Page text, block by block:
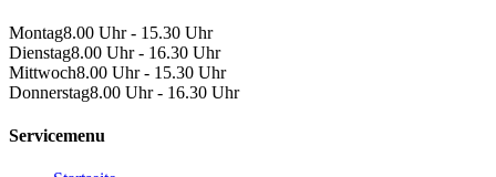
Montag8.00 Uhr - 15.30 Uhr
Dienstag8.00 Uhr - 16.30 Uhr
Mittwoch8.00 Uhr - 15.30 Uhr
Donnerstag8.00 Uhr - 16.30 Uhr
Servicemenu